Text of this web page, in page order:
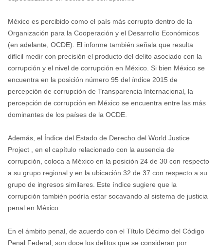
México es percibido como el país más corrupto dentro de la
Organización para la Cooperación y el Desarrollo Económicos
(en adelante, OCDE). El informe también señala que resulta
difícil medir con precisión el producto del delito asociado con la
corrupción y el nivel de corrupción en México. Si bien México se
encuentra en la posición número 95 del índice 2015 de
percepción de corrupción de Transparencia Internacional, la
percepción de corrupción en México se encuentra entre las más
dominantes de los países de la OCDE.
Además, el Índice del Estado de Derecho del World Justice
Project , en el capítulo relacionado con la ausencia de
corrupción, coloca a México en la posición 24 de 30 con respecto
a su grupo regional y en la ubicación 32 de 37 con respecto a su
grupo de ingresos similares. Este índice sugiere que la
corrupción también podría estar socavando al sistema de justicia
penal en México.
En el ámbito penal, de acuerdo con el Título Décimo del Código
Penal Federal, son doce los delitos que se consideran por